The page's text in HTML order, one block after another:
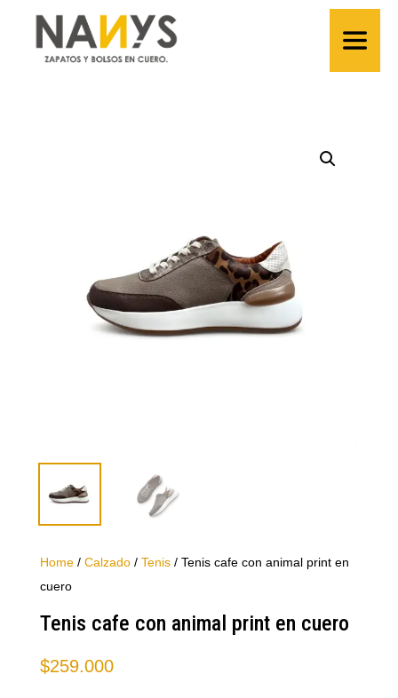
Home/ Calzado/ Tenis/ Tenis cafe con animal print en
cuero
Tenis cafe con animal print en cuero
$259.000